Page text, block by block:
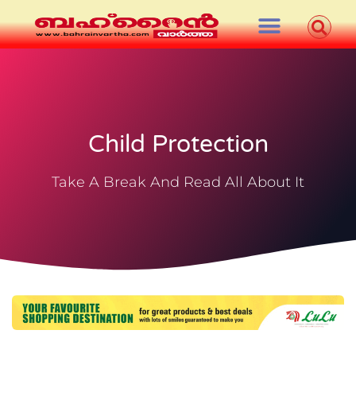
Child Protection
Take A Break And Read All About It